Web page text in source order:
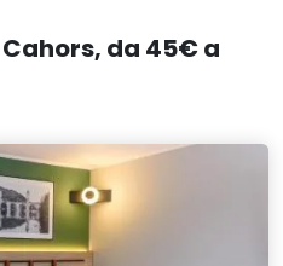
da 45€ a